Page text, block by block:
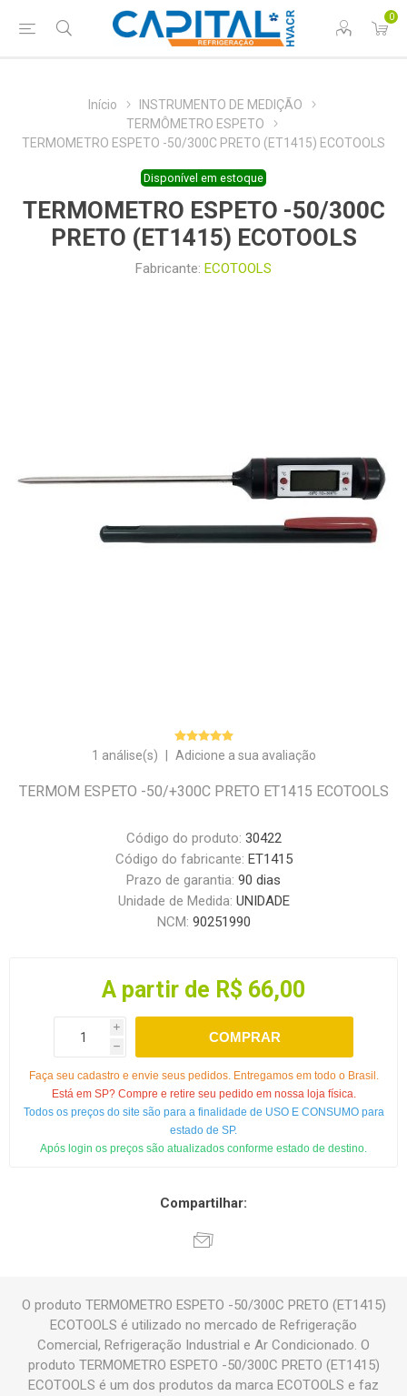
0
Início
INSTRUMENTO DE MEDIÇÃO
TERMÔMETRO ESPETO
TERMOMETRO ESPETO -50/300C PRETO (ET1415) ECOTOOLS
Disponível em estoque
TERMOMETRO ESPETO -50/300C
PRETO (ET1415) ECOTOOLS
Fabricante: ECOTOOLS
1 análise(s) Adicione a sua avaliação
TERMOM ESPETO -50/+300C PRETO ET1415 ECOTOOLS
Código do produto: 30422
Código do fabricante: ET1415
Prazo de garantia: 90 dias
Unidade de Medida: UNIDADE
NCM: 90251990
A partir de R$ 66,00
i
h
COMPRAR
Faça seu cadastro e envie seus pedidos. Entregamos em todo o Brasil.
Está em SP? Compre e retire seu pedido em nossa loja física.
Todos os preços do site são para a finalidade de USO E CONSUMO para
estado de SP.
Após login os preços são atualizados conforme estado de destino.
Compartilhar:
O produto TERMOMETRO ESPETO -50/300C PRETO (ET1415)
ECOTOOLS é utilizado no mercado de Refrigeração
Comercial, Refrigeração Industrial e Ar Condicionado. O
produto TERMOMETRO ESPETO -50/300C PRETO (ET1415)
ECOTOOLS é um dos produtos da marca ECOTOOLS e faz